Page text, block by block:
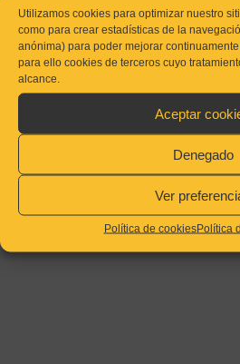
Utilizamos cookies para optimizar nuestro
como para crear estadísticas de la
anónima) para poder mejorar
para ello cookies de terceros cuyo
alcance.
Aceptar
Denegado
Ver
Política de cookiesPolítica